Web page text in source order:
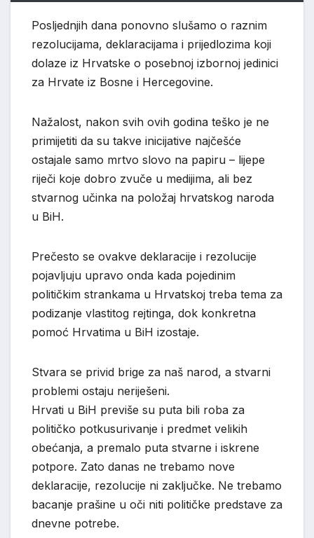
Posljednjih dana ponovno slušamo o raznim
rezolucijama, deklaracijama i prijedlozima koji
dolaze iz Hrvatske o posebnoj izbornoj jedinici
za Hrvate iz Bosne i Hercegovine.
Nažalost, nakon svih ovih godina teško je ne
primijetiti da su takve inicijative najčešće
ostajale samo mrtvo slovo na papiru – lijepe
riječi koje dobro zvuče u medijima, ali bez
stvarnog učinka na položaj hrvatskog naroda
u BiH.
Prečesto se ovakve deklaracije i rezolucije
pojavljuju upravo onda kada pojedinim
političkim strankama u Hrvatskoj treba tema za
podizanje vlastitog rejtinga, dok konkretna
pomoć Hrvatima u BiH izostaje.
Stvara se privid brige za naš narod, a stvarni
problemi ostaju neriješeni.
Hrvati u BiH previše su puta bili roba za
političko potkusurivanje i predmet velikih
obećanja, a premalo puta stvarne i iskrene
potpore. Zato danas ne trebamo nove
deklaracije, rezolucije ni zaključke. Ne trebamo
bacanje prašine u oči niti političke predstave za
dnevne potrebe.